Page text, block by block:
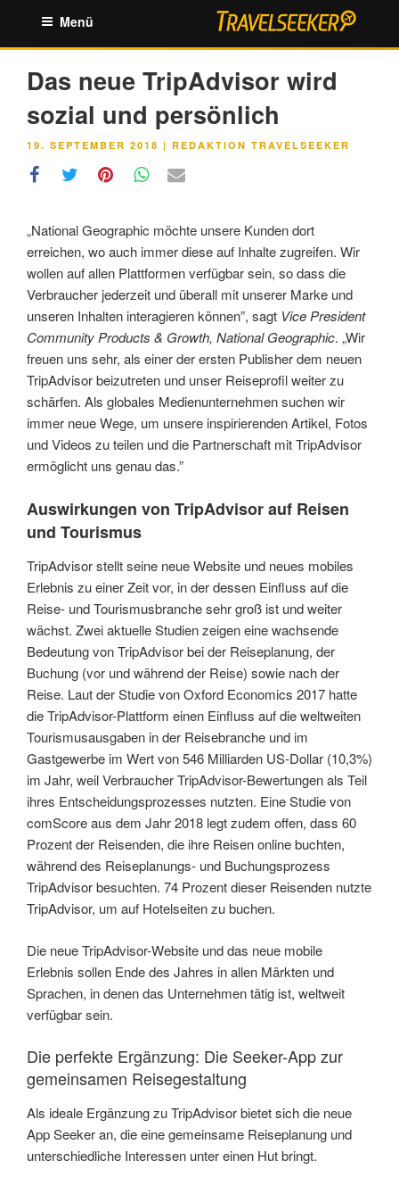
springen
Menü
Das neue TripAdvisor wird
sozial und persönlich
VERÖFFENTLICHT
19. SEPTEMBER 2018 | REDAKTION TRAVELSEEKER
„National Geographic möchte unsere Kunden dort
erreichen, wo auch immer diese auf Inhalte zugreifen. Wir
wollen auf allen Plattformen verfügbar sein, so dass die
Verbraucher jederzeit und überall mit unserer Marke und
unseren Inhalten interagieren können”, sagt Vice President
Community Products & Growth, National Geographic. „Wir
freuen uns sehr, als einer der ersten Publisher dem neuen
TripAdvisor beizutreten und unser Reiseprofil weiter zu
schärfen. Als globales Medienunternehmen suchen wir
immer neue Wege, um unsere inspirierenden Artikel, Fotos
und Videos zu teilen und die Partnerschaft mit TripAdvisor
ermöglicht uns genau das.”
Auswirkungen von TripAdvisor auf Reisen
und Tourismus
TripAdvisor stellt seine neue Website und neues mobiles
Erlebnis zu einer Zeit vor, in der dessen Einfluss auf die
Reise- und Tourismusbranche sehr groß ist und weiter
wächst. Zwei aktuelle Studien zeigen eine wachsende
Bedeutung von TripAdvisor bei der Reiseplanung, der
Buchung (vor und während der Reise) sowie nach der
Reise. Laut der Studie von Oxford Economics 2017 hatte
die TripAdvisor-Plattform einen Einfluss auf die weltweiten
Tourismusausgaben in der Reisebranche und im
Gastgewerbe im Wert von 546 Milliarden US-Dollar (10,3%)
im Jahr, weil Verbraucher TripAdvisor-Bewertungen als Teil
ihres Entscheidungsprozesses nutzten. Eine Studie von
comScore aus dem Jahr 2018 legt zudem offen, dass 60
Prozent der Reisenden, die ihre Reisen online buchten,
während des Reiseplanungs- und Buchungsprozess
TripAdvisor besuchten. 74 Prozent dieser Reisenden nutzte
TripAdvisor, um auf Hotelseiten zu buchen.
Die neue TripAdvisor-Website und das neue mobile
Erlebnis sollen Ende des Jahres in allen Märkten und
Sprachen, in denen das Unternehmen tätig ist, weltweit
verfügbar sein.
Die perfekte Ergänzung: Die Seeker-App zur
gemeinsamen Reisegestaltung
Als ideale Ergänzung zu TripAdvisor bietet sich die neue
App Seeker an, die eine gemeinsame Reiseplanung und
unterschiedliche Interessen unter einen Hut bringt.